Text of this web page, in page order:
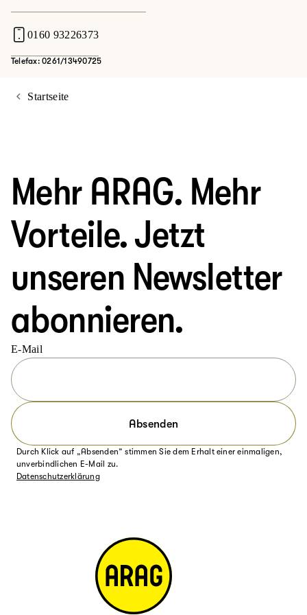
0160 93226373
Telefax: 0261/13490725
Startseite
Mehr ARAG. Mehr
Vorteile. Jetzt
unseren Newsletter
abonnieren.
E-Mail
Absenden
Durch Klick auf „Absenden“ stimmen Sie dem Erhalt einer einmaligen,
unverbindlichen E-Mail zu.
Datenschutzerklärung